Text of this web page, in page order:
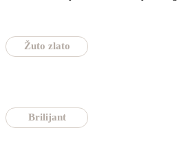
Žuto zlato
Brilijant